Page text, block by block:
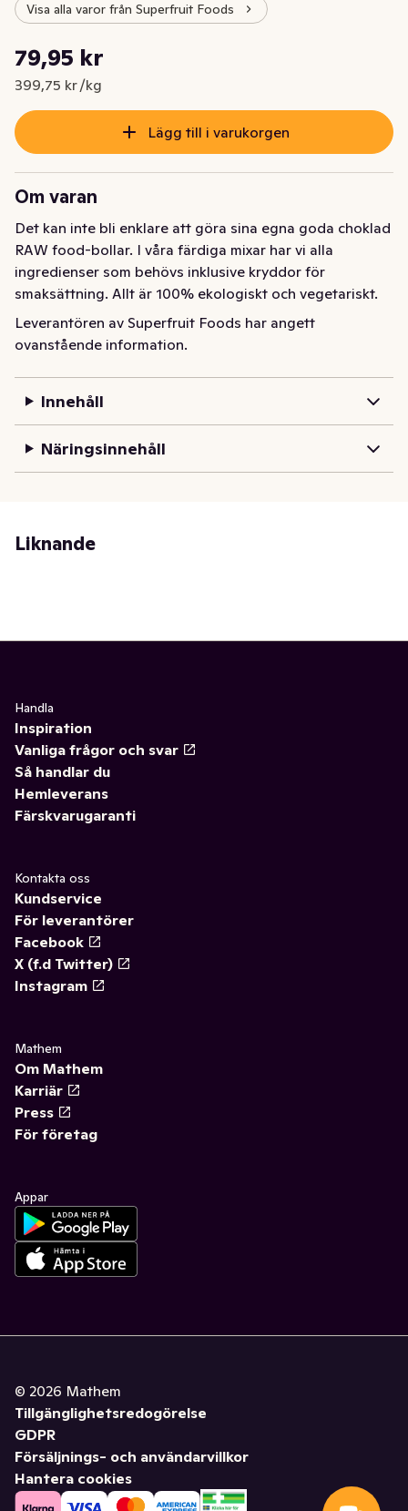
Visa alla varor från Superfruit Foods
Nuvarande pris är: 79,95 kr
79,95 kr
399,75 kr /kg
Styckpris: 399,75 kr /kg
Lägg till i varukorgen
Om varan
Det kan inte bli enklare att göra sina egna goda choklad
RAW food-bollar. I våra färdiga mixar har vi alla
ingredienser som behövs inklusive kryddor för
smaksättning. Allt är 100% ekologiskt och vegetariskt.
Leverantören av Superfruit Foods har angett
ovanstående information.
Innehåll
Näringsinnehåll
Liknande
Handla
Inspiration
Vanliga frågor och svar
Så handlar du
Hemleverans
Färskvarugaranti
Kontakta oss
Kundservice
För leverantörer
Facebook
X (f.d Twitter)
Instagram
Mathem
Om Mathem
Karriär
Press
För företag
Appar
© 2026 Mathem
Tillgänglighetsredogörelse
GDPR
Försäljnings- och användarvillkor
Hantera cookies